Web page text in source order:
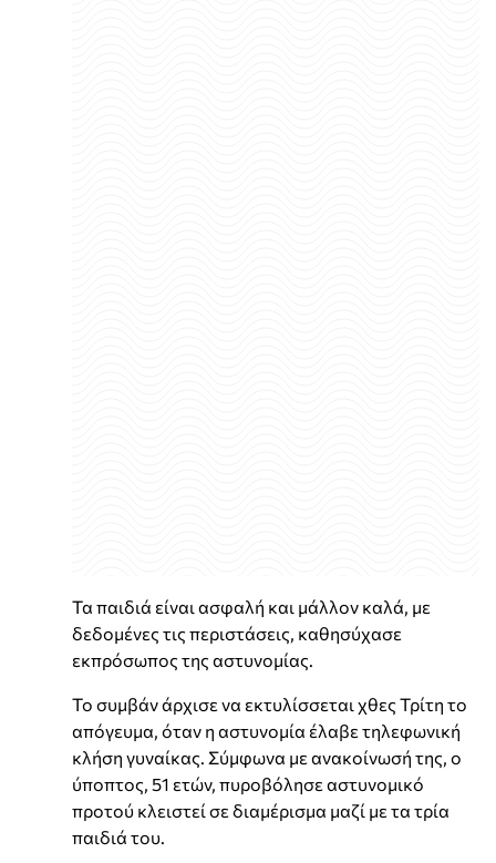
Τα παιδιά είναι ασφαλή και μάλλον καλά, με
δεδομένες τις περιστάσεις, καθησύχασε
εκπρόσωπος της αστυνομίας.
Το συμβάν άρχισε να εκτυλίσσεται χθες Τρίτη το
απόγευμα, όταν η αστυνομία έλαβε τηλεφωνική
κλήση γυναίκας. Σύμφωνα με ανακοίνωσή της, ο
ύποπτος, 51 ετών, πυροβόλησε αστυνομικό
προτού κλειστεί σε διαμέρισμα μαζί με τα τρία
παιδιά του.